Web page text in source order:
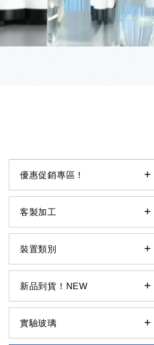
優惠促銷專區！
客製加工
裝置類別
新品到貨！NEW
實驗玻璃